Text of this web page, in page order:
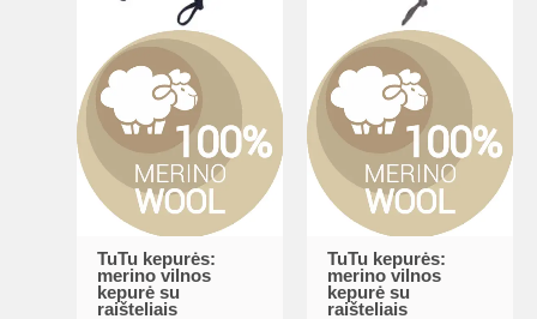
TuTu kepurės:
merino vilnos
kepurė su
raišteliais
This
product
TuTu kepurės:
merino vilnos
kepurė su
raišteliais
This
product